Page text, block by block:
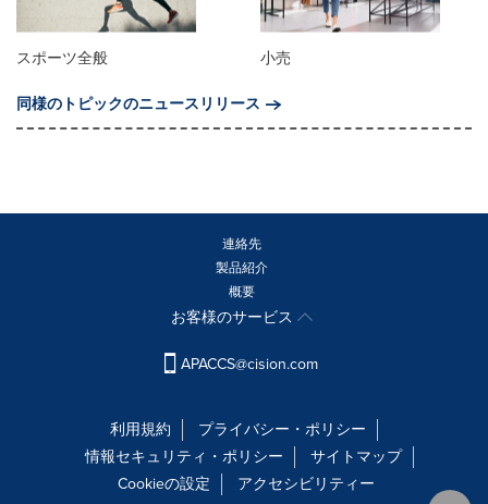
スポーツ全般
小売
同様のトピックのニュースリリース
連絡先
製品紹介
概要
お客様のサービス
APACCS@cision.com
利用規約
プライバシー・ポリシー
情報セキュリティ・ポリシー
サイトマップ
Cookieの設定
アクセシビリティー